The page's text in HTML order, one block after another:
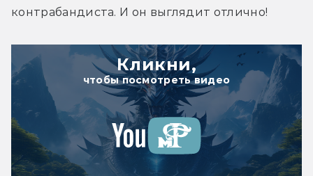
контрабандиста. И он выглядит отлично!
Кликни,
чтобы посмотреть видео